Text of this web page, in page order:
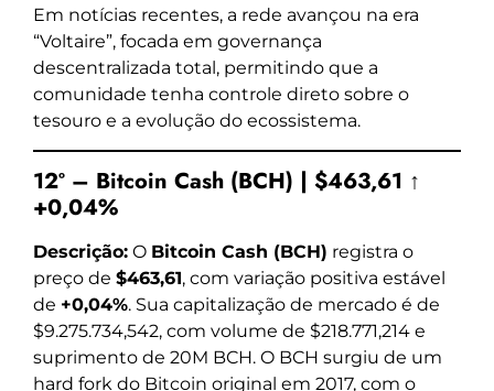
Em notícias recentes, a rede avançou na era
“Voltaire”, focada em governança
descentralizada total, permitindo que a
comunidade tenha controle direto sobre o
tesouro e a evolução do ecossistema.
12º – Bitcoin Cash (BCH) | $463,61 ↑
+0,04%
Descrição: O Bitcoin Cash (BCH) registra o
preço de $463,61, com variação positiva estável
de +0,04%. Sua capitalização de mercado é de
$9.275.734,542, com volume de $218.771,214 e
suprimento de 20M BCH. O BCH surgiu de um
hard fork do Bitcoin original em 2017, com o